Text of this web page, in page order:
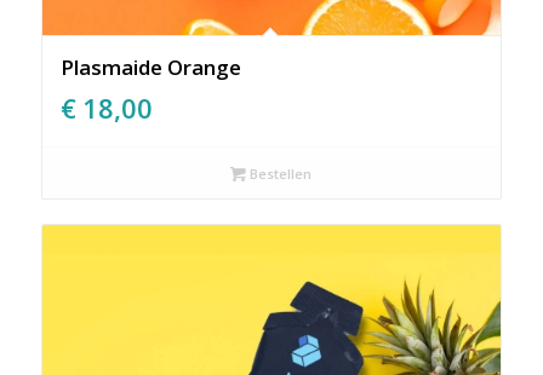
Plasmaide Orange
€ 18,00
Bestellen